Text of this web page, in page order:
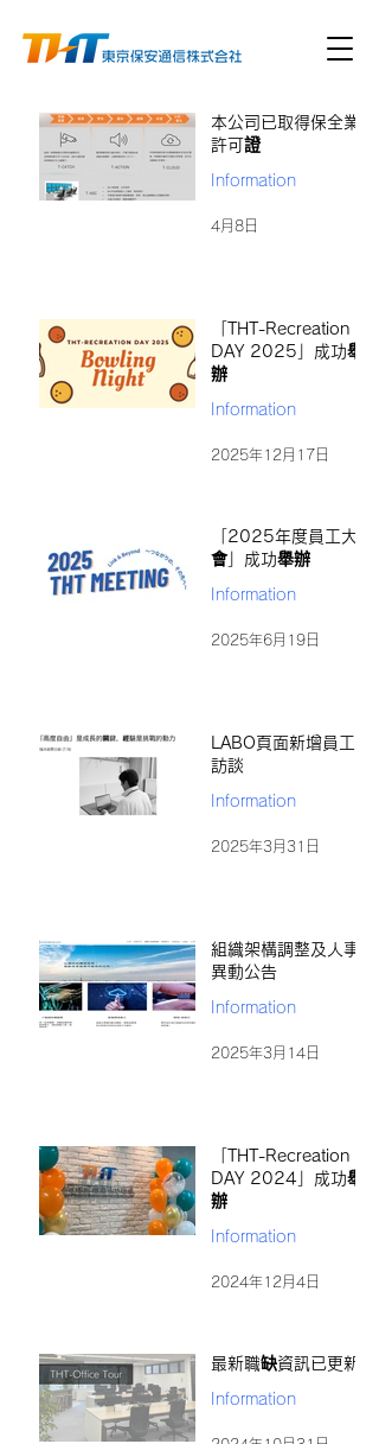
本公司已取得保全業
許可證
Information
4月8日
「THT-Recreation
DAY 2025」成功舉
辦
Information
2025年12月17日
「2025年度員工大
會」成功舉辦
Information
2025年6月19日
LABO頁面新增員工
訪談
Information
2025年3月31日
組織架構調整及人事
異動公告
Information
2025年3月14日
「THT-Recreation
DAY 2024」成功舉
辦
Information
2024年12月4日
最新職缺資訊已更新
Information